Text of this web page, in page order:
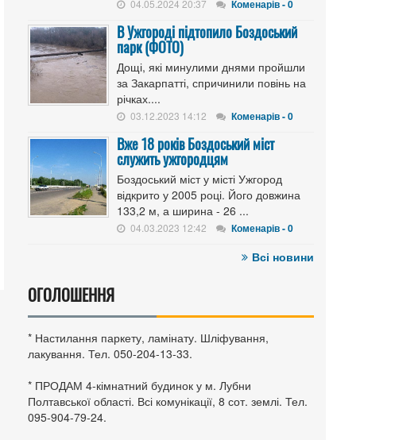
04.05.2024 20:37 Коменарів - 0
В Ужгороді підтопило Боздоський
парк (ФОТО)
Дощі, які минулими днями пройшли
за Закарпатті, спричинили повінь на
річках....
03.12.2023 14:12 Коменарів - 0
Вже 18 років Боздоський міст
служить ужгородцям
Боздоський міст у місті Ужгород
відкрито у 2005 році. Його довжина
133,2 м, а ширина - 26 ...
04.03.2023 12:42 Коменарів - 0
Всі новини
ОГОЛОШЕННЯ
* Настилання паркету, ламінату. Шліфування,
лакування. Тел. 050-204-13-33.
* ПРОДАМ 4-кімнатний будинок у м. Лубни
Полтавської області. Всі комунікації, 8 сот. землі. Тел.
095-904-79-24.